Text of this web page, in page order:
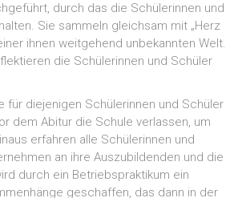
durch das die Schülerinnen und
Sie sammeln gleichsam mit „Herz
ihnen weitgehend unbekannten Welt.
die Schülerinnen und Schüler
für diejenigen Schülerinnen und Schüler
dem Abitur die Schule verlassen, um
erfahren alle Schülerinnen und
an ihre Auszubildenden und die
durch ein Betriebspraktikum ein
geschaffen, das dann in der